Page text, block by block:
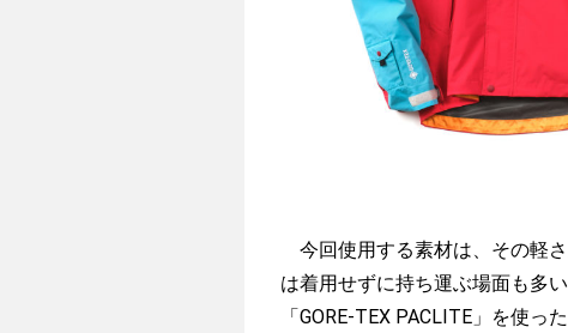
今回使用する素材は、その軽
は着用せずに持ち運ぶ場面も多
「GORE-TEX PACLITE」を使